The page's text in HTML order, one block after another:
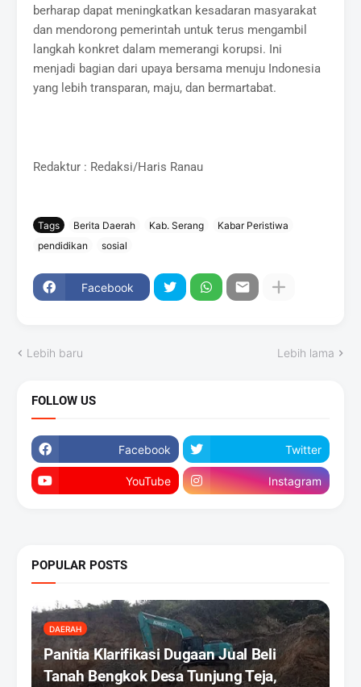
berharap dapat meningkatkan kesadaran masyarakat
dan mendorong pemerintah untuk terus mengambil
langkah konkret dalam memerangi korupsi. Ini
menjadi bagian dari upaya bersama menuju Indonesia
yang lebih transparan, maju, dan bermartabat.
Redaktur : Redaksi/Haris Ranau
Tags Berita Daerah Kab. Serang
Kabar Peristiwa
pendidikan
sosial
Facebook
Lebih baru Lebih lama
FOLLOW US
Facebook Twitter
YouTube Instagram
POPULAR POSTS
DAERAH
Panitia Klarifikasi Dugaan Jual Beli
Tanah Bengkok Desa Tunjung Teja,